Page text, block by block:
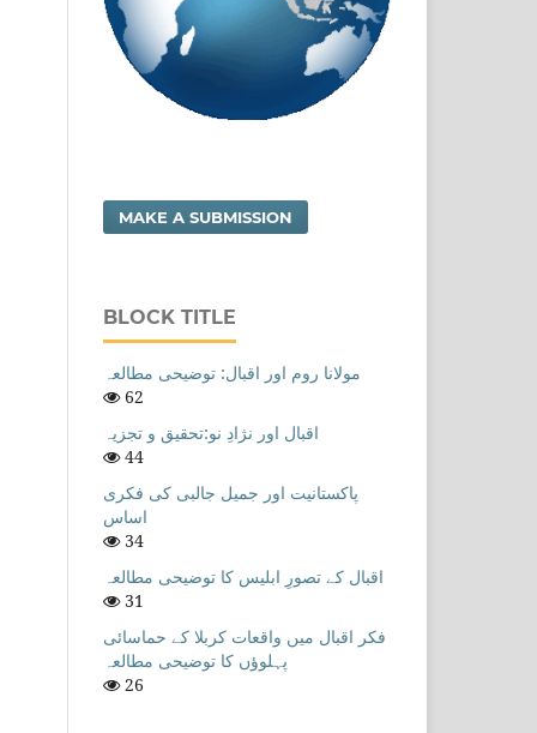
MAKE A SUBMISSION
BLOCK TITLE
مولانا روم اور اقبال: توضیحی مطالعہ
62
اقبال اور نژادِ نو:تحقیق و تجزیہ
44
پاکستانیت اور جمیل جالبی کی فکری
اساس
34
اقبال کے تصورِ ابلیس کا توضیحی مطالعہ
31
فکر اقبال میں واقعات کربلا کے حماسائی
پہلوؤں کا توضیحی مطالعہ
26